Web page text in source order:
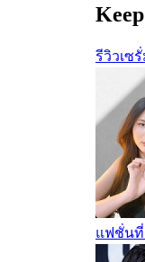
รีวิวเซ
แฟชั่นที่